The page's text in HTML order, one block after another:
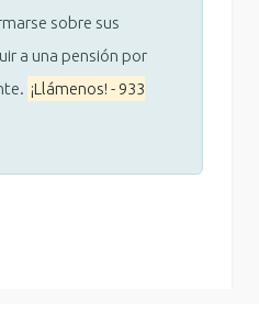
sobre sus
a una pensión por
¡Llámenos! - 933